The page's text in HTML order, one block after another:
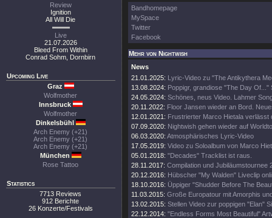
Review
Ignition
All Will Die
Live
21.07.2026
Bleed From Within
Conrad Sohm, Dornbirn
Upcoming Live
Graz
Wolfmother
Innsbruck
Wolfmother
Dinkelsbühl
Arch Enemy (+21)
Arch Enemy (+21)
Arch Enemy (+21)
München
Rose Tattoo
Statistics
7713 Reviews
912 Berichte
26 Konzerte/Festivals
Bandhomepage
MySpace
Twitter
Facebook
Mehr von Nightwish
News
21.01.2025: Lyric-Video zu "The Antikythera
13.08.2024: Poppigr, grandiose "The Day Of..."
24.05.2024: Schönes, neus Video. Lahmer
20.11.2022: Floor Jansen wieder an Bord.
12.01.2021: Frustrierter Marco Hietala verlässt
07.09.2020: Nightwish gehen wieder auf
06.03.2020: Atmosphärisches Lyric-Video
17.05.2019: Video zu Soloalbum von Marco
05.01.2018: "Decades" Tracklist ist raus.
28.11.2017: Compilation und Jubiläumstournee
20.12.2016: Hübscher "My Walden" Liveclip
18.10.2016: Üppiger "Shudder Before The
11.03.2015: Große Europatour mit Amorphis
13.02.2015: Stellen Video zur poppigen "Elan"
22.12.2014: "Endless Forms Most Beautiful"